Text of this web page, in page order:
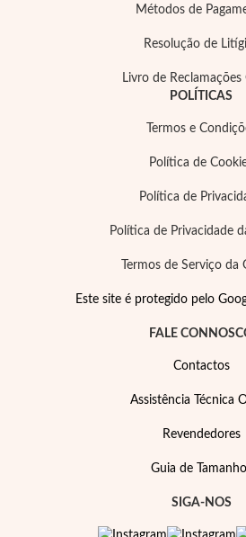
Métodos de
Resolução de
Livro de Reclamações
POLÍTICAS
Termos e
Política de
Política de
Política de Privacidade
Termos de Serviço da
Este site é protegido pelo
FALE
Contactos
Assistência Técnica
Revendedores
Guia de
SIGA-NOS